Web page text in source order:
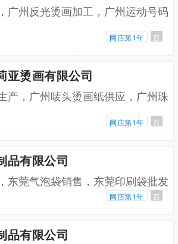
广州反光烫画加工，广州运动号码
网店第1年 百
亚烫画有限公司
产，广州唛头烫画纸供应，广州珠
网店第1年 百
品有限公司
东莞气泡袋销售，东莞印刷袋批发
网店第1年 百
品有限公司